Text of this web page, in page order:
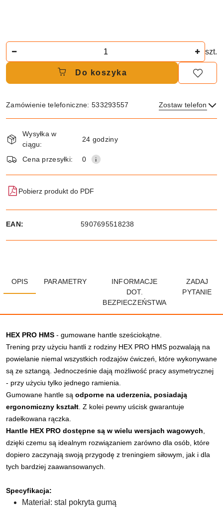
szt.
Do koszyka
Zamówienie telefoniczne: 533293557 Zostaw telefon
i
dostawa
Wysyłka w
ciągu:
24 godziny
Cena przesyłki: 0
Pobierz produkt do PDF
EAN: 5907695518238
OPIS PARAMETRY
INFORMACJE
DOT.
BEZPIECZEŃSTWA
ZADAJ
PYTANIE
HEX PRO HMS - gumowane hantle sześciokątne.
Trening przy użyciu hantli z rodziny HEX PRO HMS pozwalają na
powielanie niemal wszystkich rodzajów ćwiczeń, które wykonywane
są ze sztangą. Jednocześnie dają możliwość pracy asymetrycznej
- przy użyciu tylko jednego ramienia.
Gumowane hantle są odporne na uderzenia, posiadają
ergonomiczny kształt . Z kolei pewny uścisk gwarantuje
radełkowana rączka.
Hantle HEX PRO dostępne są w wielu wersjach wagowych
dzięki czemu są idealnym rozwiązaniem zarówno dla osób, które
dopiero zaczynają swoją przygodę z treningiem siłowym, jak i dla
tych bardziej zaawansowanych.
Specyfikacja:
Materiał: stal pokryta gumą